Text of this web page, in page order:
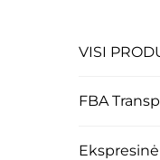
VISI
FBA